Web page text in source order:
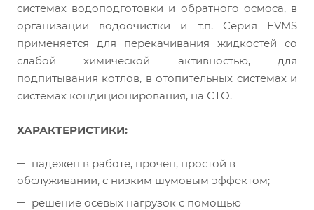
системах водоподготовки и обратного осмоса, в
организации водоочистки и т.п. Серия EVMS
применяется для перекачивания жидкостей со
слабой химической активностью, для
подпитывания котлов, в отопительных системах и
системах кондиционирования, на СТО.
ХАРАКТЕРИСТИКИ:
надежен в работе, прочен, простой в
обслуживании, с низким шумовым эффектом;
решение осевых нагрузок с помощью